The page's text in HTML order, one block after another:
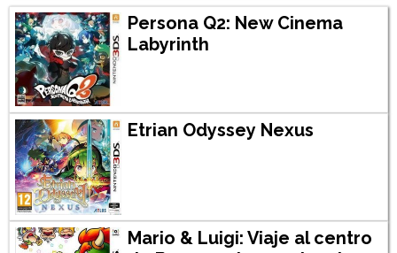
Persona Q2: New Cinema
Labyrinth
Etrian Odyssey Nexus
Mario & Luigi: Viaje al centro